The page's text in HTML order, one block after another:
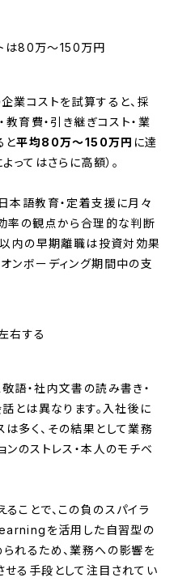
は80万〜150万円
業コストを試算すると、採
教育費・引き継ぎコスト・業
と平均80万〜150万円 に達
ってはさらに高額）。
本語教育・定着支援に月々
率の観点から合理的な判断
以内の早期離職は投資対効果
ンボーディング期間中の支
右する
語・社内文書の読み書き・
とは異なります。入社後に
多く、その結果として業務
のストレス・本人のモチベ
ことで、この負のスパイラ
を活用した自習型の
れるため、業務への影響を
る手段として注目されてい